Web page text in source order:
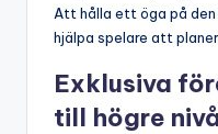
Att hålla ett öga på den
hjälpa spelare att
Exklusiva
till högre